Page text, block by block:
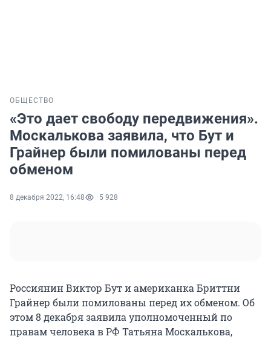
ОБЩЕСТВО
«Это дает свободу передвижения».
Москалькова заявила, что Бут и
Грайнер были помилованы перед
обменом
8 декабря 2022, 16:48 5 928
Россиянин Виктор Бут и американка Бриттни
Грайнер были помилованы перед их обменом. Об
этом 8 декабря заявила уполномоченный по
правам человека в РФ Татьяна Москалькова,